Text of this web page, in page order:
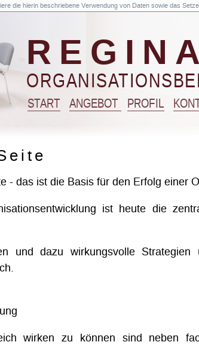
REGINA
START ANGEBOT PROFIL
das ist die Basis für den Erfolg einer
ist heute die
und dazu wirkungsvolle Strategien
wirken zu können sind neben
die hierin beschriebene Verwendung von Daten sowie das